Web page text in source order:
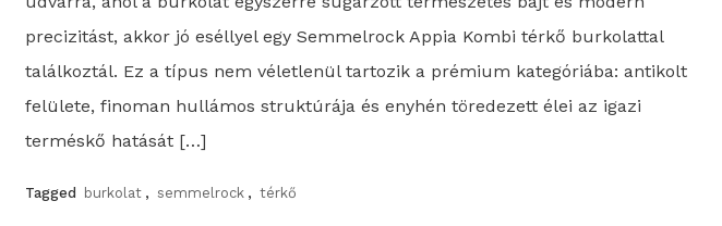
precizitást, akkor jó eséllyel egy Semmelrock Appia Kombi térkő burkolattal
találkoztál. Ez a típus nem véletlenül tartozik a prémium kategóriába: antikolt
felülete, finoman hullámos struktúrája és enyhén töredezett élei az igazi
terméskő hatását […]
Tagged burkolat , semmelrock , térkő